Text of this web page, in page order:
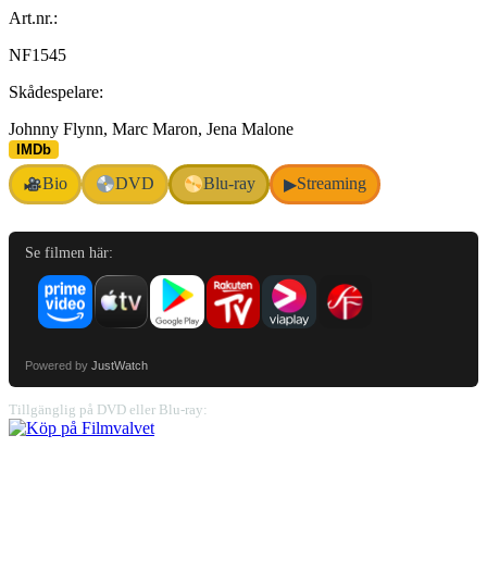
Art.nr.:
NF1545
Skådespelare:
Johnny Flynn, Marc Maron, Jena Malone
IMDb
Bio DVD Blu-ray ▶Streaming
Se filmen här:
Powered by JustWatch
Tillgänglig på DVD eller Blu-ray: